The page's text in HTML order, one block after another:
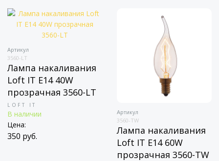
Артикул
3560-LT
Лампа накаливания
Loft IT E14 40W
прозрачная 3560-LT
LOFT IT
В наличии
Цена:
350 руб.
Артикул
3560-TW
Лампа накаливания
Loft IT E14 60W
прозрачная 3560-TW